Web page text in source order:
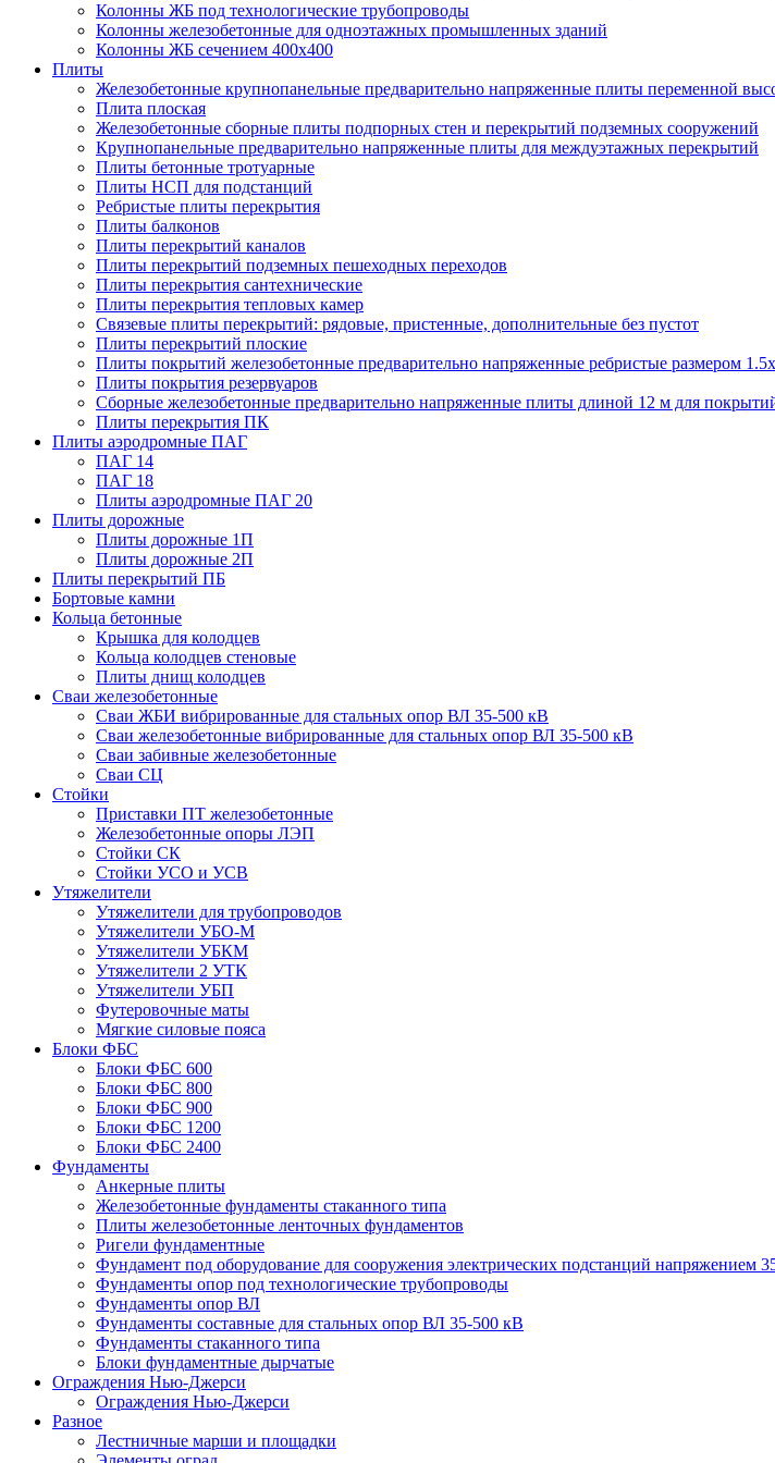
Колонны ЖБ под технологические трубопроводы
Колонны железобетонные для одноэтажных промышленных зданий
Колонны ЖБ сечением 400х400
Плиты
Железобетонные крупнопанельные предварительно напряженные плиты переменной
Плита плоская
Железобетонные сборные плиты подпорных стен и перекрытий подземных сооружений
Крупнопанельные предварительно напряженные плиты для междуэтажных перекрытий
Плиты бетонные тротуарные
Плиты НСП для подстанций
Ребристые плиты перекрытия
Плиты балконов
Плиты перекрытий каналов
Плиты перекрытий подземных пешеходных переходов
Плиты перекрытия сантехнические
Плиты перекрытия тепловых камер
Связевые плиты перекрытий: рядовые, пристенные, дополнительные без пустот
Плиты перекрытий плоские
Плиты покрытий железобетонные предварительно напряженные ребристые размером
Плиты покрытия резервуаров
Сборные железобетонные предварительно напряженные плиты длиной 12 м для
Плиты перекрытия ПК
Плиты аэродромные ПАГ
ПАГ 14
ПАГ 18
Плиты аэродромные ПАГ 20
Плиты дорожные
Плиты дорожные 1П
Плиты дорожные 2П
Плиты перекрытий ПБ
Бортовые камни
Кольца бетонные
Крышка для колодцев
Кольца колодцев стеновые
Плиты днищ колодцев
Сваи железобетонные
Сваи ЖБИ вибрированные для стальных опор ВЛ 35-500 кВ
Сваи железобетонные вибрированные для стальных опор ВЛ 35-500 кВ
Сваи забивные железобетонные
Сваи СЦ
Стойки
Приставки ПТ железобетонные
Железобетонные опоры ЛЭП
Стойки СК
Стойки УСО и УСВ
Утяжелители
Утяжелители для трубопроводов
Утяжелители УБО-М
Утяжелители УБКМ
Утяжелители 2 УТК
Утяжелители УБП
Футеровочные маты
Мягкие силовые пояса
Блоки ФБС
Блоки ФБС 600
Блоки ФБС 800
Блоки ФБС 900
Блоки ФБС 1200
Блоки ФБС 2400
Фундаменты
Анкерные плиты
Железобетонные фундаменты стаканного типа
Плиты железобетонные ленточных фундаментов
Ригели фундаментные
Фундамент под оборудование для сооружения электрических подстанций напряжением
Фундаменты опор под технологические трубопроводы
Фундаменты опор ВЛ
Фундаменты составные для стальных опор ВЛ 35-500 кВ
Фундаменты стаканного типа
Блоки фундаментные дырчатые
Ограждения Нью-Джерси
Ограждения Нью-Джерси
Разное
Лестничные марши и площадки